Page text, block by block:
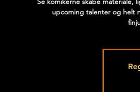
upcoming talenter og helt